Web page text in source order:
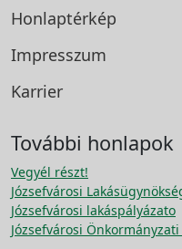
Honlaptérkép
Impresszum
Karrier
További honlapok
Vegyél részt!
Józsefvárosi
Józsefvárosi lakáspályázato
Józsefvárosi